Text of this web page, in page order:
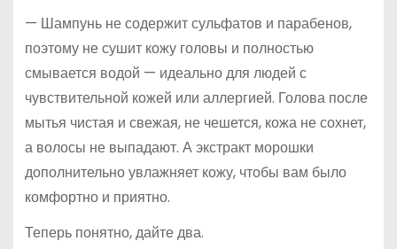
— Шампунь не содержит сульфатов и парабенов,
поэтому не сушит кожу головы и полностью
смывается водой — идеально для людей с
чувствительной кожей или аллергией. Голова после
мытья чистая и свежая, не чешется, кожа не сохнет,
а волосы не выпадают. А экстракт морошки
дополнительно увлажняет кожу, чтобы вам было
комфортно и приятно.
Теперь понятно, дайте два.